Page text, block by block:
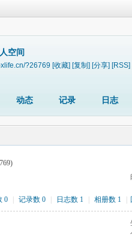
空间
?26769 [收藏] [复制] [分享] [RSS]
动态 记录 日志
0 记录数 0 日志数 1 相册数 1